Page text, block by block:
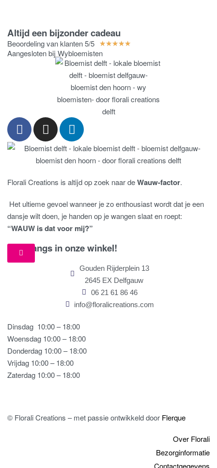
Altijd een bijzonder cadeau
Beoordeling van klanten 5/5 ★★★★★
Aangesloten bij Wybloemisten
Florali Creations is altijd op zoek naar deWauw-factor.
Het ultieme gevoel wanneer je zo enthousiast wordt dat je een
dansje wilt doen, je handen op je wangen slaat en roept:
“WAUW is dat voor mij?”
Kom langs in onze winkel!
Gouden Rijderplein 13
2645 EX Delfgauw
06 21 61 86 46
info@floralicreations.com
Dinsdag 10:00 – 18:00
Woensdag 10:00 – 18:00
Donderdag 10:00 – 18:00
Vrijdag 10:00 – 18:00
Zaterdag 10:00 – 18:00
© Florali Creations – met passie ontwikkeld door Flerque
Over Florali
Bezorginformatie
Contactgegevens